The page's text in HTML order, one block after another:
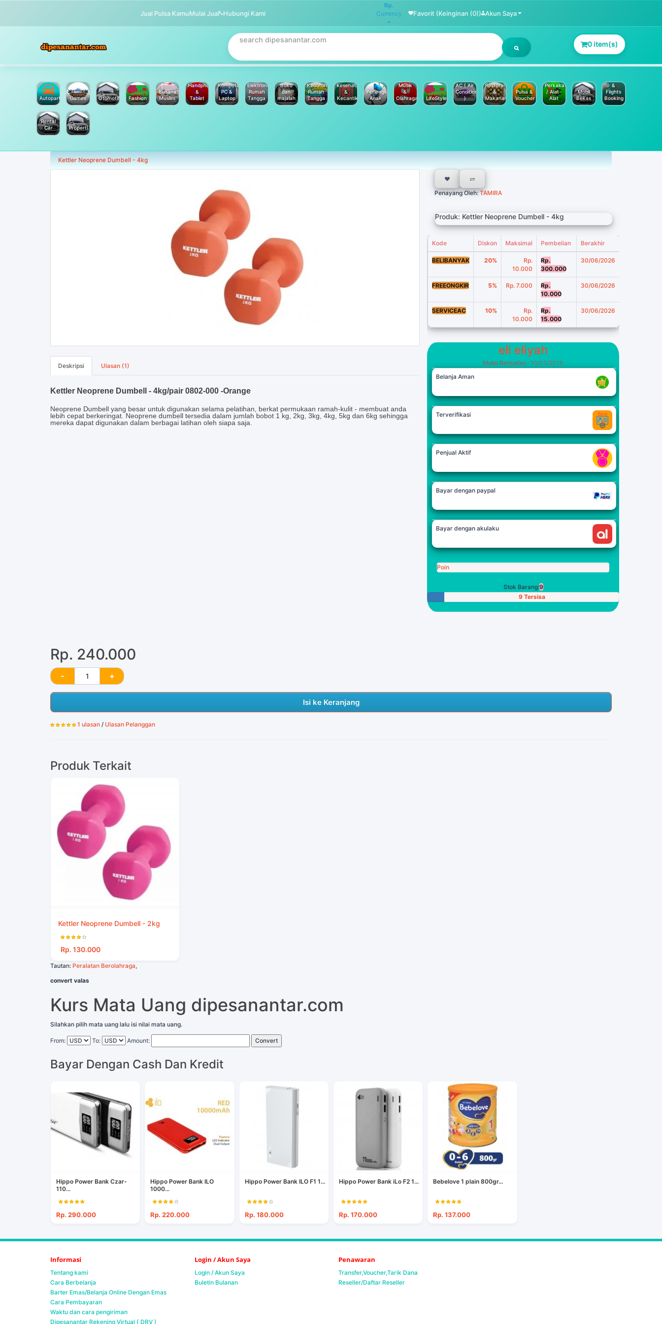
Jual Pulsa KamuMulai Jual Hubungi Kami
Rp.
Currency
Favorit (Keinginan (0)) Akun Saya
0 item(s)
Autoparts Games Otomotif Fashion
Busana
Muslim
Handphone
&
Tablet
Komputer
PC &
Laptop
Elektronik
Rumah
Tangga
Buku
dan
majalah
Kebutuhan
Rumah
Tangga
kesehatan
&
Kecantikan
Perlengkapan
Anak
Musik
&
Olahraga
LifeStyle
AC ( Air
Conditioner
)
Restoran
&
Makanan
Pulsa &
Voucher
Perkakas
/ Alat-
Alat
Mobil
Bekas
&
Flights
Booking
Rental
Car
Properti
Kettler Neoprene Dumbell - 4kg
Deskripsi Ulasan (1)
Kettler Neoprene Dumbell - 4kg/pair 0802-000 -Orange
Neoprene Dumbell yang besar untuk digunakan selama pelatihan, berkat permukaan ramah-kulit - membuat anda
lebih cepat berkeringat. Neoprene dumbell tersedia dalam jumlah bobot 1 kg, 2kg, 3kg, 4kg, 5kg dan 6kg sehingga
mereka dapat digunakan dalam berbagai latihan oleh siapa saja.
Penayang Oleh:TAMIRA
Produk: Kettler Neoprene Dumbell - 4kg
Kode Diskon Maksimal Pembelian Berakhir
BELIBANYAK 20%
Rp.
10.000
Rp.
300.000
30/06/2026
FREEONGKIR 5% Rp. 7.000
Rp.
10.000
30/06/2026
SERVICEAC 10%
Rp.
10.000
Rp.
15.000
30/06/2026
eli eliyah
Mulai Berjualan : 10/03/2016
Belanja Aman
Terverifikasi
Penjual Aktif
Bayar dengan paypal
Bayar dengan akulaku
Poin
Stok Barang:9
9 Tersisa
Rp. 240.000
Isi ke Keranjang
1 ulasan / Ulasan Pelanggan
Produk Terkait
Kettler Neoprene Dumbell - 2kg
Rp. 130.000
Tautan: Peralatan Berolahraga,
convert valas
Kurs Mata Uang dipesanantar.com
Silahkan pilih mata uang lalu isi nilai mata uang.
From: To: Amount: Convert
Bayar Dengan Cash Dan Kredit
Hippo Power Bank Czar-
110...
Rp. 290.000
Hippo Power Bank ILO
1000...
Rp. 220.000
Hippo Power Bank ILO F1 1...
Rp. 180.000
Hippo Power Bank iLo F2 1...
Rp. 170.000
Bebelove 1 plain 800gr...
Rp. 137.000
Informasi
Tentang kami
Cara Berbelanja
Barter Emas/Belanja Online Dengan Emas
Cara Pembayaran
Waktu dan cara pengiriman
Dipesanantar Rekening Virtual ( DRV )
Login / Akun Saya
Login / Akun Saya
Buletin Bulanan
Penawaran
Transfer,Voucher,Tarik Dana
Reseller/Daftar Reseller